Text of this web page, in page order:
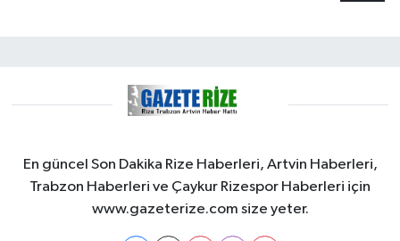
En güncel Son Dakika Rize Haberleri, Artvin Haberleri,
Trabzon Haberleri ve Çaykur Rizespor Haberleri için
www.gazeterize.com size yeter.